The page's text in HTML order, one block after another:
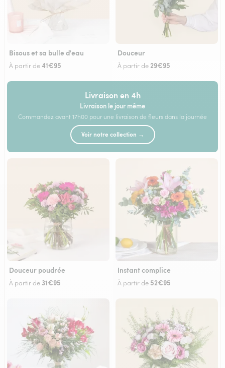
Bisous et sa bulle d'eau
À partir de41€95
Douceur
À partir de29€95
Livraison en 4h
Livraison le jour même
Commandez avant 17h00 pour une livraison de fleurs dans la journée
Voir notre collection →
Douceur poudrée
À partir de 31€95
Instant complice
À partir de 52€95